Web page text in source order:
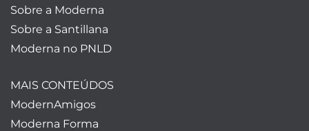
Sobre a Moderna
Sobre a Santillana
Moderna no PNLD
MAIS CONTEÚDOS
ModernAmigos
Moderna Forma